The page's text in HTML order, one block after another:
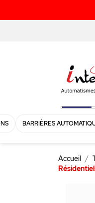
BARRIÈRES
Accueil